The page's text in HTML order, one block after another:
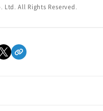
Ltd. All Rights Reserved.